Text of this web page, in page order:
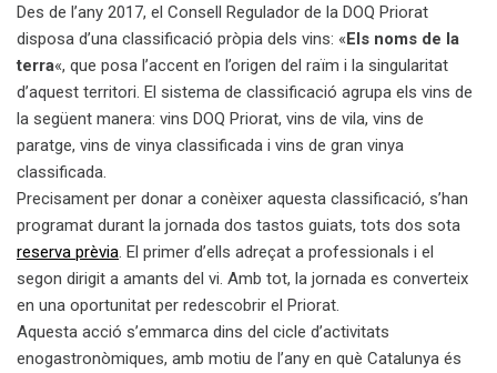
Des de l’any 2017, el Consell Regulador de la DOQ Priorat
disposa d’una classificació pròpia dels vins: «Els noms de la
terra«, que posa l’accent en l’origen del raïm i la singularitat
d’aquest territori. El sistema de classificació agrupa els vins de
la següent manera: vins DOQ Priorat, vins de vila, vins de
paratge, vins de vinya classificada i vins de gran vinya
classificada.
Precisament per donar a conèixer aquesta classificació, s’han
programat durant la jornada dos tastos guiats, tots dos sota
reserva prèvia . El primer d’ells adreçat a professionals i el
segon dirigit a amants del vi. Amb tot, la jornada es converteix
en una oportunitat per redescobrir el Priorat.
Aquesta acció s’emmarca dins del cicle d’activitats
enogastronòmiques, amb motiu de l’any en què Catalunya és